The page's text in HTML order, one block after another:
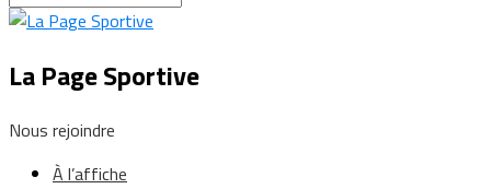
La Page Sportive
Nous rejoindre
À l’affiche